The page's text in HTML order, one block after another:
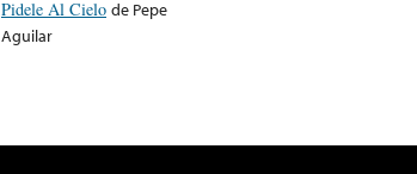
Pidele Al Cielo de Pepe
Aguilar